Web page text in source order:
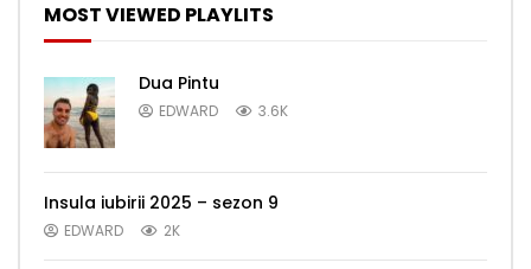
MOST VIEWED PLAYLITS
Dua Pintu
EDWARD 3.6K
Insula iubirii 2025 – sezon 9
EDWARD 2K